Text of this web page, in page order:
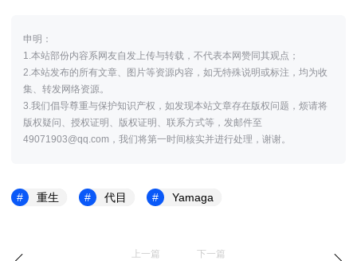
申明：
1.本站部份内容系网友自发上传与转载，不代表本网赞同其观点；
2.本站发布的所有文章、图片等资源内容，如无特殊说明或标注，均为收
集、转发网络资源。
3.我们倡导尊重与保护知识产权，如发现本站文章存在版权问题，烦请将
版权疑问、授权证明、版权证明、联系方式等，发邮件至
49071903@qq.com，我们将第一时间核实并进行处理，谢谢。
重生 代目 Yamaga
上一篇 下一篇